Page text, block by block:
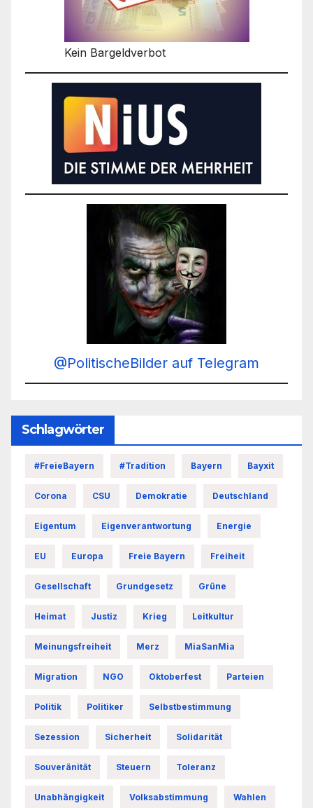
Kein Bargeldverbot
@PolitischeBilder auf Telegram
Schlagwörter
#FreieBayern #Tradition Bayern Bayxit
Corona CSU Demokratie Deutschland
Eigentum Eigenverantwortung Energie
EU Europa Freie Bayern Freiheit
Gesellschaft Grundgesetz Grüne
Heimat Justiz Krieg Leitkultur
Meinungsfreiheit Merz MiaSanMia
Migration NGO Oktoberfest Parteien
Politik Politiker Selbstbestimmung
Sezession Sicherheit Solidarität
Souveränität Steuern Toleranz
Unabhängigkeit Volksabstimmung Wahlen